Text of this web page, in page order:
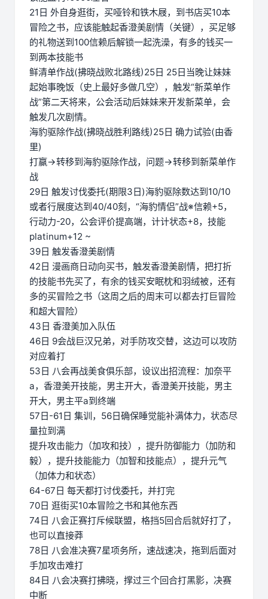
21日 外自身逛街，买哑铃和铁木屐，到书店买10本
冒险之书，应该能触起香澄美剧情（关键），买足够
的礼物送到100信赖后解锁一起洗澡，有多的钱买一
到两本技能书
鲜清单作战(拂晓战败北路线)25日 25日当晚让妹妹
起始事晚饭（史上最好多做几空），触发“新菜单作
战”第二天将来，公会活动后妹妹来开发新菜单，会
触发几次剧情。
海豹驱除作战(拂晓战胜利路线)25日 确力试验(由香
里)
打赢→转移到海豹驱除作战，问题→转移到新菜单作
战
29日 触发讨伐委托(期限3日)海豹驱除数达到10/10
或者行展度达到40/40刻，“海豹情侣”战※信赖+5，
行动力-20，公会评价提高端，计计状态+8，技能
platinum+12 ~
39日 触发香澄美剧情
42日 漫画商日动向买书，触发香澄美剧情，把打折
的技能书先买了，有余的钱买安眠枕和羽绒被，还有
多的买冒险之书（这周之后的周末可以都去打巨冒险
和超大冒险）
43日 香澄美加入队伍
46日 9会战巨汉兄弟，对手防攻交替，这边可以攻防
对应着打
53日 八会再战美食俱乐部，设议出招流程：加奈平
a，香澄美开技能，男主开大，香澄美开技能，男主
开大，男主平a到终端
57日-61日 集训，56日确保睡觉能补满体力，状态尽
量拉到满
提升攻击能力（加攻和技），提升防御能力（加防和
毅），提升技能能力（加智和技能点），提升元气
（加体力和状态）
64-67日 每天都打讨伐委托，并打完
70日 逛街买10本冒险之书和其他东西
74日 八会正赛打斥候联盟，格挡5回合后就好打了，
也可以直接莽
78日 八会准决赛7星项务所，速战速决，拖到后面对
手加攻击难打
84日 八会决赛打拂晓，撑过三个回合打黑影，决赛
中断